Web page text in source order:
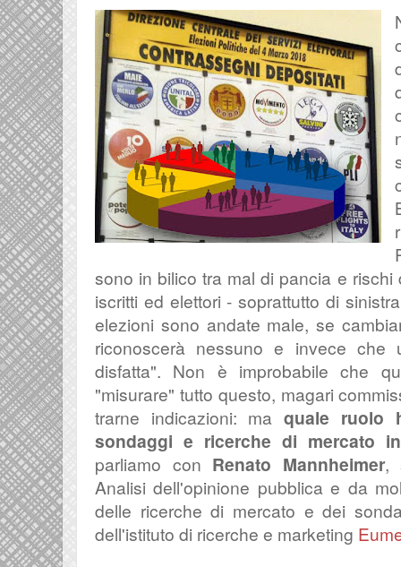
sono in bilico tra mal di pancia e
iscritti ed elettori - soprattutto di
elezioni sono andate male, se
riconoscerà nessuno e invece che
disfatta". Non è improbabile che
"misurare" tutto questo, magari
trarne indicazioni: maquale ruolo
sondaggi e ricerche di mercato
parliamo con Renato Mannheimer,
Analisi dell'opinione pubblica e da
delle ricerche di mercato e dei
dell'istituto di ricerche e marketing